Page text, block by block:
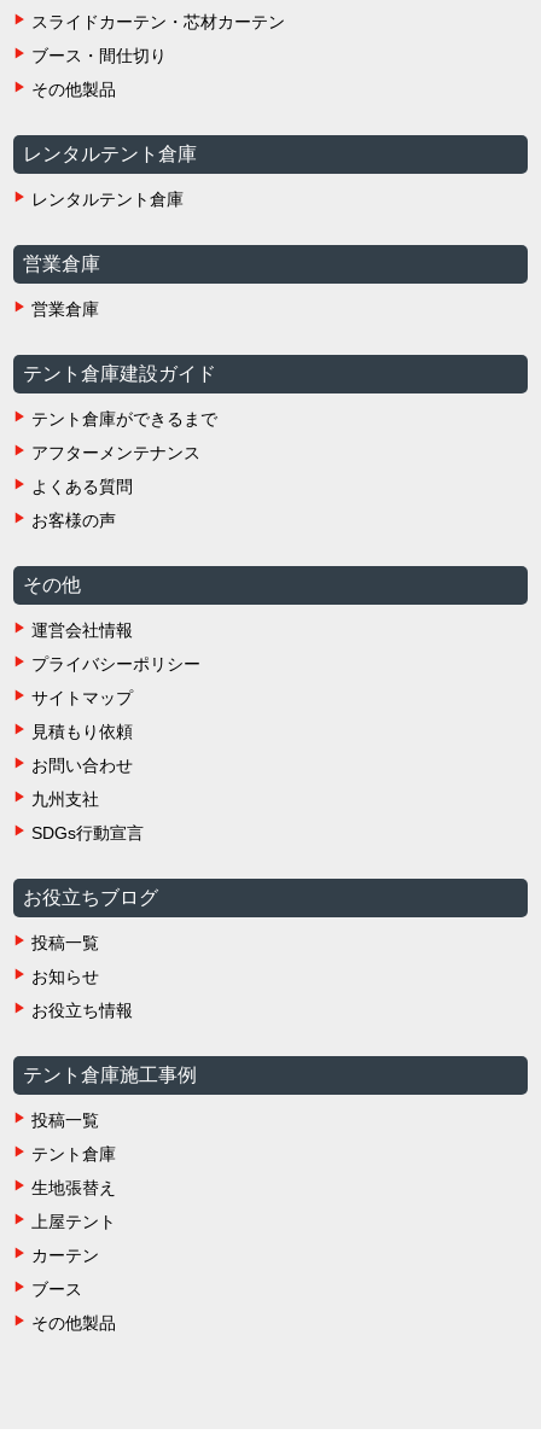
スライドカーテン・芯材カーテン
ブース・間仕切り
その他製品
レンタルテント倉庫
レンタルテント倉庫
営業倉庫
営業倉庫
テント倉庫建設ガイド
テント倉庫ができるまで
アフターメンテナンス
よくある質問
お客様の声
その他
運営会社情報
プライバシーポリシー
サイトマップ
見積もり依頼
お問い合わせ
九州支社
SDGs行動宣言
お役立ちブログ
投稿一覧
お知らせ
お役立ち情報
テント倉庫施工事例
投稿一覧
テント倉庫
生地張替え
上屋テント
カーテン
ブース
その他製品